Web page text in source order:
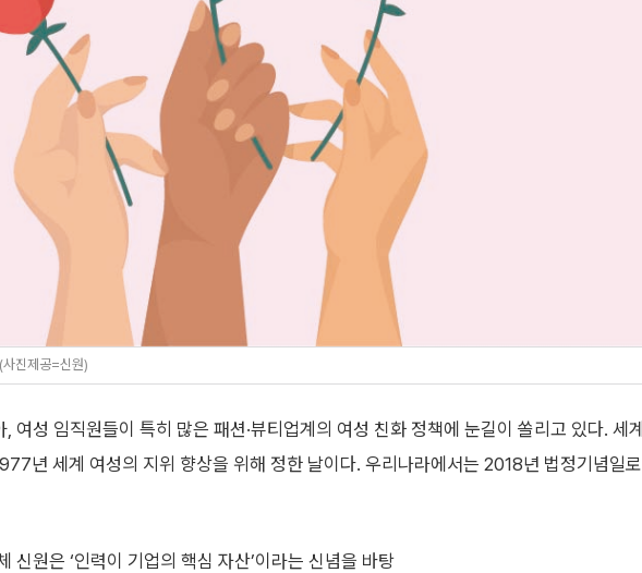
진제공=신원)
, 여성 임직원들이 특히 많은 패션·뷰티업계의 여성 친화 정책에 눈길이 쏠리고 있다. 세계
년 세계 여성의 지위 향상을 위해 정한 날이다. 우리나라에서는 2018년 법정기념일로
신원은 ‘인력이 기업의 핵심 자산’이라는 신념을 바탕